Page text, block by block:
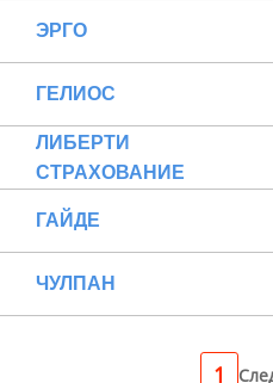
ЭРГО
ГЕЛИОС
ЛИБЕРТИ
СТРАХОВАНИЕ
ГАЙДЕ
ЧУЛПАН
1